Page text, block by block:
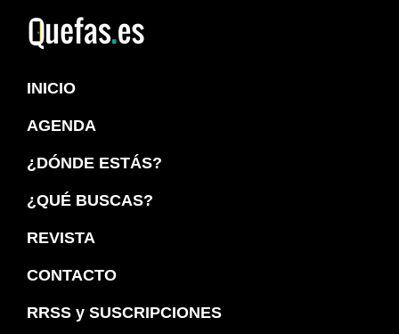
navegación
principal
principal
INICIO
AGENDA
¿DÓNDE ESTÁS?
¿QUÉ BUSCAS?
REVISTA
CONTACTO
RRSS y SUSCRIPCIONES